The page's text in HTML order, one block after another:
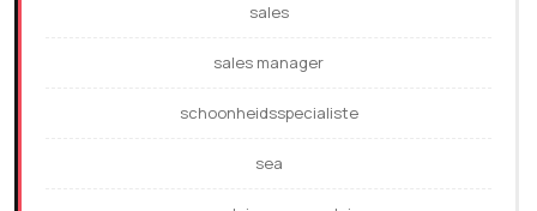
sales
sales manager
schoonheidsspecialiste
sea